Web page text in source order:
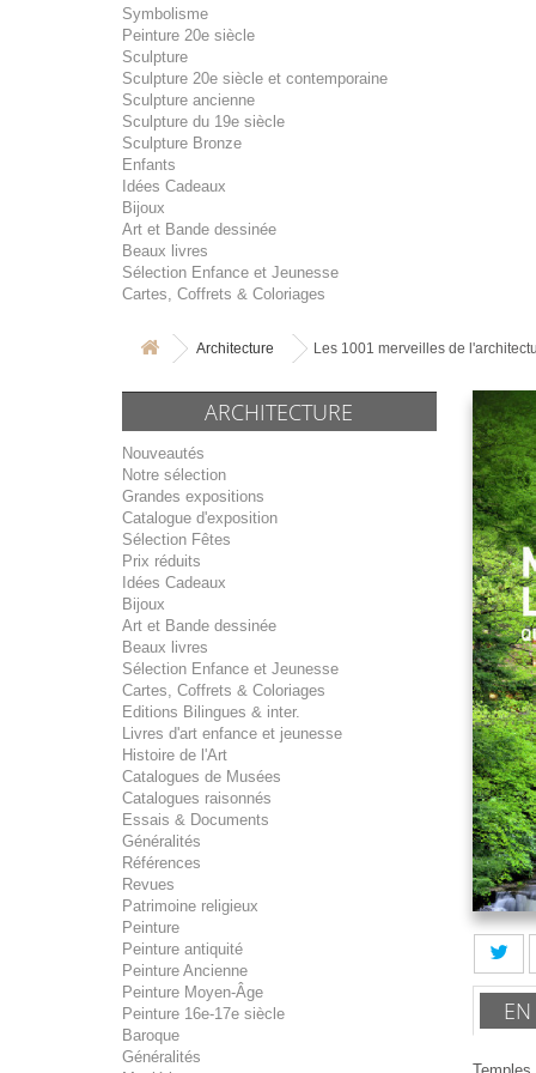
Symbolisme
Peinture 20e siècle
Sculpture
Sculpture 20e siècle et contemporaine
Sculpture ancienne
Sculpture du 19e siècle
Sculpture Bronze
Enfants
Idées Cadeaux
Bijoux
Art et Bande dessinée
Beaux livres
Sélection Enfance et Jeunesse
Cartes, Coffrets & Coloriages
Architecture Les 1001 merveilles de
ARCHITECTURE
Nouveautés
Notre sélection
Grandes expositions
Catalogue d'exposition
Sélection Fêtes
Prix réduits
Idées Cadeaux
Bijoux
Art et Bande dessinée
Beaux livres
Sélection Enfance et Jeunesse
Cartes, Coffrets & Coloriages
Editions Bilingues & inter.
Livres d'art enfance et jeunesse
Histoire de l'Art
Catalogues de Musées
Catalogues raisonnés
Essais & Documents
Généralités
Références
Revues
Patrimoine religieux
Peinture
Peinture antiquité
Peinture Ancienne
Peinture Moyen-Âge
Peinture 16e-17e siècle
Baroque
Généralités